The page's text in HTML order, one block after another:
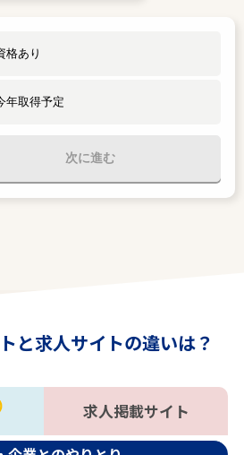
格あり
年取得予定
次に進む
と求人サイトの違いは？
求人掲載サイト